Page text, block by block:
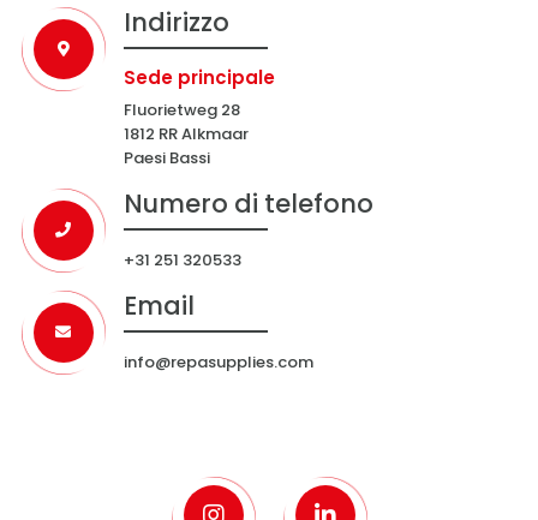
Indirizzo
Sede principale
Fluorietweg 28
1812 RR Alkmaar
Paesi Bassi
Numero di telefono
+31 251 320533
Email
info@repasupplies.com